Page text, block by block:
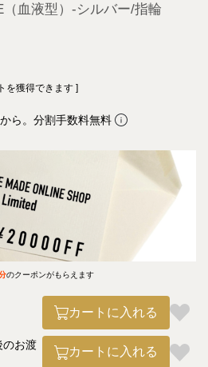
血液型）-シルバー/指輪
を獲得できます ]
から。分割手数料無料
のクーポンがもらえます
カートに入れる
のお渡
カートに入れる